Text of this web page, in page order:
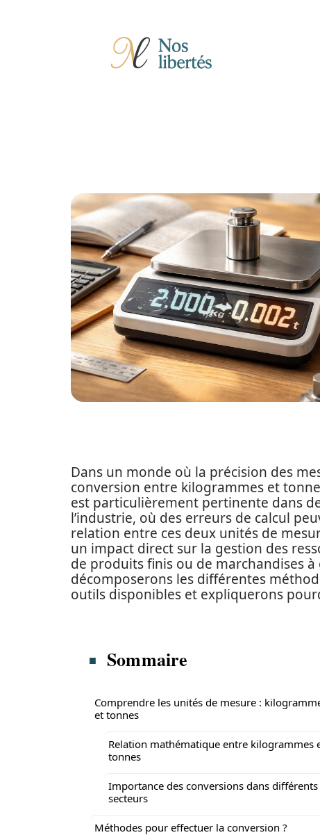
Dans un monde où la précision des
conversion entre kilogrammes et
est particulièrement pertinente dans
l’industrie, où des erreurs de calcul
relation entre ces deux unités de
un impact direct sur la gestion des
de produits finis ou de marchandises
décomposerons les différentes
outils disponibles et expliquerons
Sommaire
Comprendre les unités de mesure :
et tonnes
Relation mathématique entre kilogrammes
tonnes
Importance des conversions dans différents
secteurs
Méthodes pour effectuer la conversion ?